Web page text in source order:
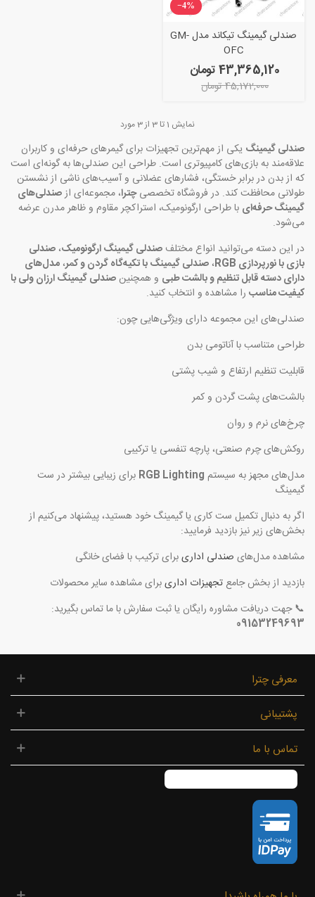
‎−4%
صندلی گیمینگ تیکاند مدل GM-
OFC
43,365,120 تومان
45,172,000 تومان
نمایش 1تا 3 از 3 مورد
صندلی گیمینگ یکی از مهم‌ترین تجهیزات برای گیمرهای حرفه‌ای و کاربران
علاقه‌مند به بازی‌های کامپیوتری است. طراحی این صندلی‌ها به گونه‌ای است
که از بدن در برابر خستگی، فشارهای عضلانی و آسیب‌های ناشی از نشستن
طولانی محافظت کند. در فروشگاه تخصصیچترا، مجموعه‌ای ازصندلی‌های
گیمینگ حرفه‌ای با طراحی ارگونومیک، استراکچر مقاوم و ظاهر مدرن عرضه
می‌شود.
در این دسته می‌توانید انواع مختلف صندلی گیمینگ ارگونومیک، صندلی
بازی با نورپردازی RGB
، صندلی گیمینگ با تکیه‌گاه گردن و کمر، مدل‌های
دارای دسته قابل تنظیم و بالشت طبی و همچنین صندلی گیمینگ ارزان ولی با
کیفیت مناسب را مشاهده و انتخاب کنید.
صندلی‌های این مجموعه دارای ویژگی‌هایی چون:
طراحی متناسب با آناتومی بدن
قابلیت تنظیم ارتفاع و شیب پشتی
بالشت‌های پشت گردن و کمر
چرخ‌های نرم و روان
روکش‌های چرم صنعتی، پارچه تنفسی یا ترکیبی
مدل‌های مجهز به سیستم RGB Lighting برای زیبایی بیشتر در ست
گیمینگ
اگر به دنبال تکمیل ست کاری یا گیمینگ خود هستید، پیشنهاد می‌کنیم از
بخش‌های زیر نیز بازدید فرمایید:
مشاهده مدل‌های صندلی اداریبرای ترکیب با فضای خانگی
بازدید از بخش جامع تجهیزات اداریبرای مشاهده سایر محصولات
📞 جهت دریافت مشاوره رایگان یا ثبت سفارش با ما تماس بگیرید:
09153249693
معرفی چترا
پشتیبانی
تماس با ما